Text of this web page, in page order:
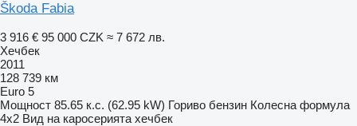
Škoda Fabia
3 916 € 95 000 CZK ≈ 7 672 лв.
Хечбек
2011
128 739 км
Euro 5
Мощност 85.65 к.с. (62.95 kW) Гориво бензин Колесна формула
4x2 Вид на каросерията хечбек